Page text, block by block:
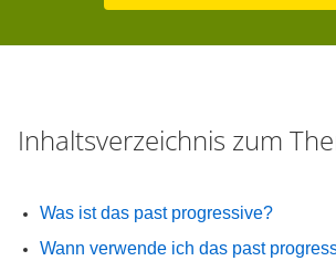
Inhaltsverzeichnis zum
Was ist das past progressive?
Wann verwende ich das past